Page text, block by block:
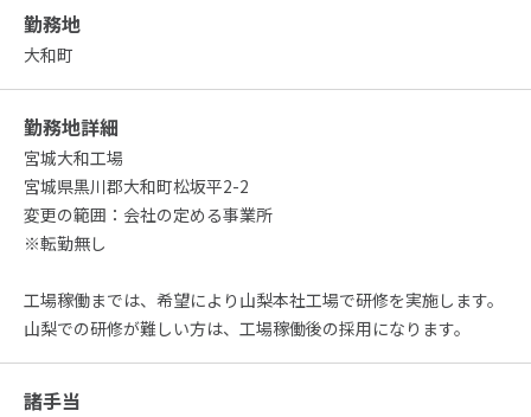
勤務地
大和町
勤務地詳細
宮城大和工場
宮城県黒川郡大和町松坂平2-2
変更の範囲：会社の定める事業所
※転勤無し
工場稼働までは、希望により山梨本社工場で研修を実施します。
山梨での研修が難しい方は、工場稼働後の採用になります。
諸手当